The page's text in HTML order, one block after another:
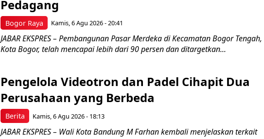
Bogor Raya
Pedagang
Kamis, 6 Agu 2026 - 20:41
JABAR EKSPRES – Pembangunan Pasar Merdeka di Kecamatan Bogor Tengah,
Kota Bogor, telah mencapai lebih dari 90 persen dan ditargetkan...
Berita
Pengelola Videotron dan Padel Cihapit Dua
Perusahaan yang Berbeda
Kamis, 6 Agu 2026 - 18:13
JABAR EKSPRES – Wali Kota Bandung M Farhan kembali menjelaskan terkait